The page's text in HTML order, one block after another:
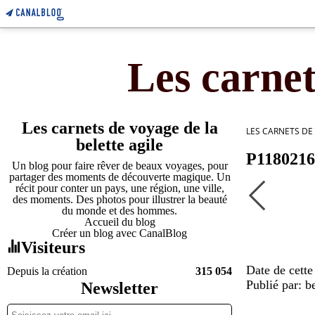
Les
Les carnets de voyage de la
belette agile
Un blog pour faire rêver de beaux voyages, pour
partager des moments de découverte magique. Un
récit pour conter un pays, une région, une ville,
des moments. Des photos pour illustrer la beauté
du monde et des hommes.
Accueil du blog
Créer un blog avec CanalBlog
Visiteurs
Depuis la création 315 054
Newsletter
LES CARNETS
P1180216
Date de
Publié par: